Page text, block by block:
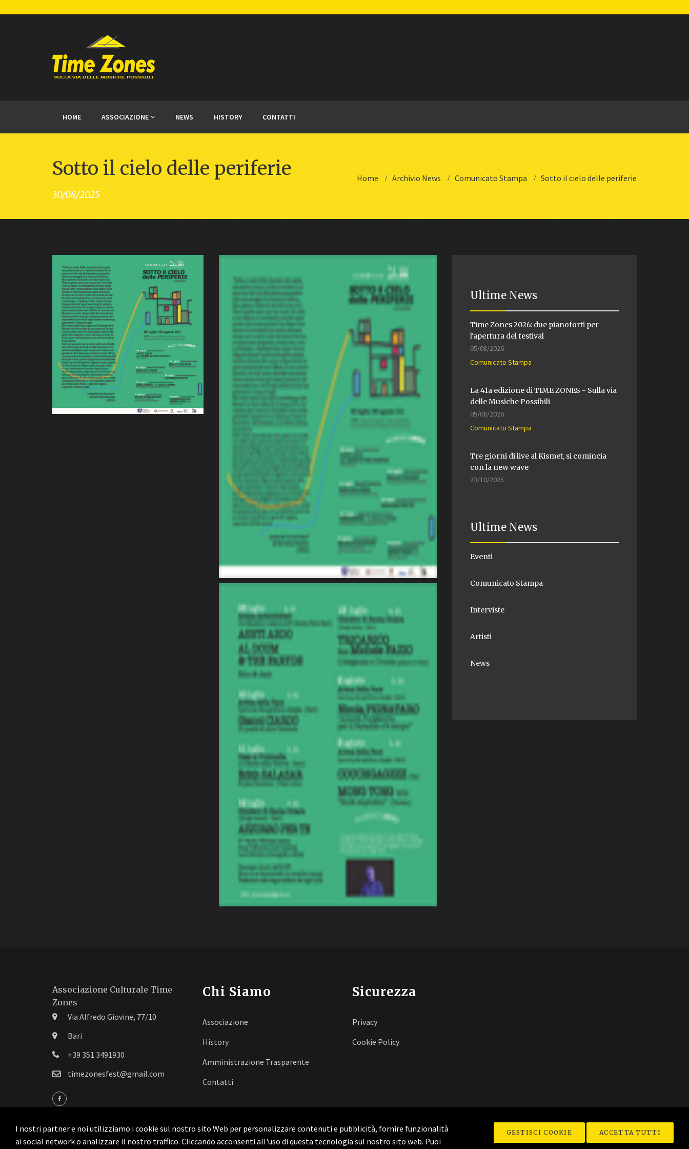
I nostri partner e noi utilizziamo i cookie sul nostro sito Web per personalizzare contenuti e pubblicità, fornire funzionalità
ai social network o analizzare il nostro traffico. Cliccando acconsenti all'uso di questa tecnologia sul nostro sito web. Puoi
GESTISCI COOKIE ACCETTA TUTTI
HOME ASSOCIAZIONE NEWS HISTORY CONTATTI
Sotto il cielo delle periferie
30/08/2025
Home Archivio News Comunicato Stampa Sotto il cielo delle periferie
Ultime News
Time Zones 2026: due pianoforti per
l'apertura del festival
05/08/2026
Comunicato Stampa
La 41a edizione di TIME ZONES - Sulla via
delle Musiche Possibili
05/08/2026
Comunicato Stampa
Tre giorni di live al Kismet, si comincia
con la new wave
23/10/2025
Ultime News
Eventi
Comunicato Stampa
Interviste
Artisti
News
Associazione Culturale Time
Zones
Via Alfredo Giovine, 77/10
Bari
+39 351 3491930
timezonesfest@gmail.com
Chi Siamo
Associazione
History
Amministrazione Trasparente
Contatti
Sicurezza
Privacy
Cookie Policy